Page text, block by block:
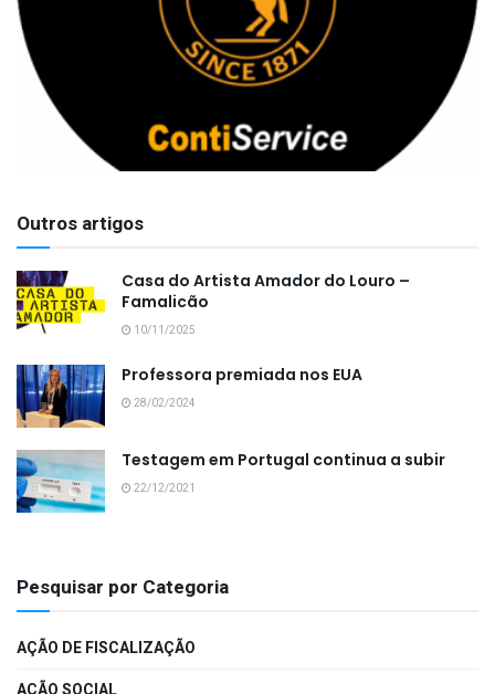
Outros artigos
Casa do Artista Amador do Louro –
Famalicão
10/11/2025
Professora premiada nos EUA
28/02/2024
Testagem em Portugal continua a subir
22/12/2021
Pesquisar por Categoria
AÇÃO DE FISCALIZAÇÃO